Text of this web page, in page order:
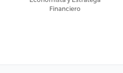
Financiero